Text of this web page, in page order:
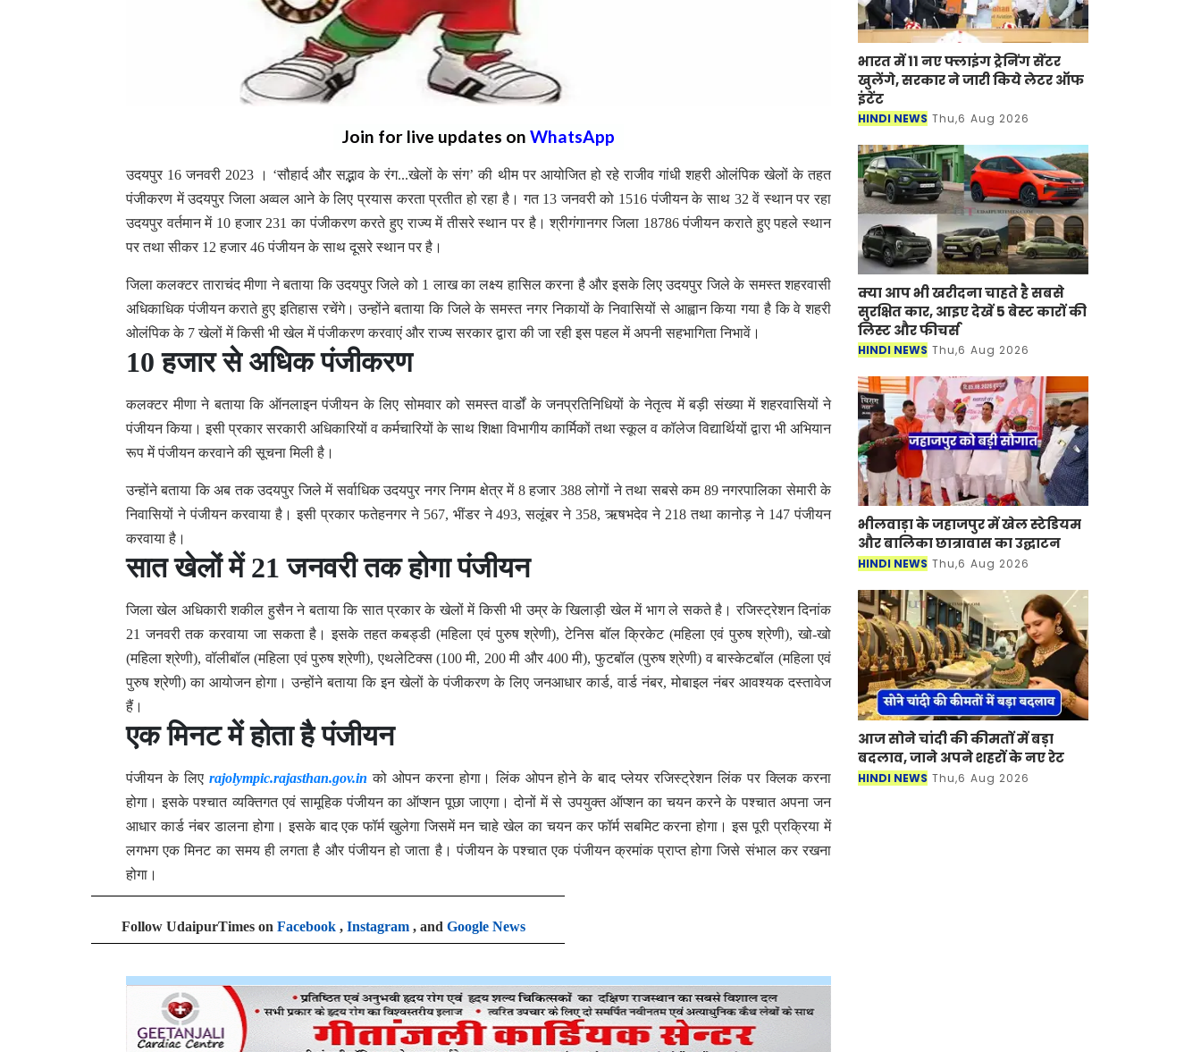
Join for live updates on WhatsApp
उदयपुर 16 जनवरी 2023 । ‘सौहार्द और सद्भाव के रंग...खेलों के संग’ की थीम पर आयोजित हो रहे राजीव गांधी शहरी ओलंपिक खेलों के तहत
पंजीकरण में उदयपुर जिला अव्वल आने के लिए प्रयास करता प्रतीत हो रहा है। गत 13 जनवरी को 1516 पंजीयन के साथ 32 वें स्थान पर रहा
उदयपुर वर्तमान में 10 हजार 231 का पंजीकरण करते हुए राज्य में तीसरे स्थान पर है। श्रीगंगानगर जिला 18786 पंजीयन कराते हुए पहले स्थान
पर तथा सीकर 12 हजार 46 पंजीयन के साथ दूसरे स्थान पर है।
जिला कलक्टर ताराचंद मीणा ने बताया कि उदयपुर जिले को 1 लाख का लक्ष्य हासिल करना है और इसके लिए उदयपुर जिले के समस्त शहरवासी
अधिकाधिक पंजीयन कराते हुए इतिहास रचेंगे। उन्होंने बताया कि जिले के समस्त नगर निकायों के निवासियों से आह्वान किया गया है कि वे शहरी
ओलंपिक के 7 खेलों में किसी भी खेल में पंजीकरण करवाएं और राज्य सरकार द्वारा की जा रही इस पहल में अपनी सहभागिता निभावें।
10 हजार से अधिक पंजीकरण
कलक्टर मीणा ने बताया कि ऑनलाइन पंजीयन के लिए सोमवार को समस्त वार्डों के जनप्रतिनिधियों के नेतृत्व में बड़ी संख्या में शहरवासियों ने
पंजीयन किया। इसी प्रकार सरकारी अधिकारियों व कर्मचारियों के साथ शिक्षा विभागीय कार्मिकों तथा स्कूल व कॉलेज विद्यार्थियों द्वारा भी अभियान
रूप में पंजीयन करवाने की सूचना मिली है।
उन्होंने बताया कि अब तक उदयपुर जिले में सर्वाधिक उदयपुर नगर निगम क्षेत्र में 8 हजार 388 लोगों ने तथा सबसे कम 89 नगरपालिका सेमारी के
निवासियों ने पंजीयन करवाया है। इसी प्रकार फतेहनगर ने 567, भींडर ने 493, सलूंबर ने 358, ऋषभदेव ने 218 तथा कानोड़ ने 147 पंजीयन
करवाया है।
सात खेलों में 21 जनवरी तक होगा पंजीयन
जिला खेल अधिकारी शकील हुसैन ने बताया कि सात प्रकार के खेलों में किसी भी उम्र के खिलाड़ी खेल में भाग ले सकते है। रजिस्ट्रेशन दिनांक
21 जनवरी तक करवाया जा सकता है। इसके तहत कबड्डी (महिला एवं पुरुष श्रेणी), टेनिस बॉल क्रिकेट (महिला एवं पुरुष श्रेणी), खो-खो
(महिला श्रेणी), वॉलीबॉल (महिला एवं पुरुष श्रेणी), एथलेटिक्स (100 मी, 200 मी और 400 मी), फुटबॉल (पुरुष श्रेणी) व बास्केटबॉल (महिला एवं
पुरुष श्रेणी) का आयोजन होगा। उन्होंने बताया कि इन खेलों के पंजीकरण के लिए जनआधार कार्ड, वार्ड नंबर, मोबाइल नंबर आवश्यक दस्तावेज
हैं।
एक मिनट में होता है पंजीयन
पंजीयन के लिए rajolympic.rajasthan.gov.in को ओपन करना होगा। लिंक ओपन होने के बाद प्लेयर रजिस्ट्रेशन लिंक पर क्लिक करना
होगा। इसके पश्चात व्यक्तिगत एवं सामूहिक पंजीयन का ऑप्शन पूछा जाएगा। दोनों में से उपयुक्त ऑप्शन का चयन करने के पश्चात अपना जन
आधार कार्ड नंबर डालना होगा। इसके बाद एक फॉर्म खुलेगा जिसमें मन चाहे खेल का चयन कर फॉर्म सबमिट करना होगा। इस पूरी प्रक्रिया में
लगभग एक मिनट का समय ही लगता है और पंजीयन हो जाता है। पंजीयन के पश्चात एक पंजीयन क्रमांक प्राप्त होगा जिसे संभाल कर रखना
होगा।
Follow UdaipurTimes on Facebook , Instagram , and Google News
भारत में 11 नए फ्लाइंग ट्रेनिंग सेंटर
खुलेंगे, सरकार ने जारी किये लेटर ऑफ
इंटेंट
HINDI NEWS Thu,6 Aug 2026
क्या आप भी खरीदना चाहते है सबसे
सुरक्षित कार, आइए देखें 5 बेस्ट कारों की
लिस्ट और फीचर्स
HINDI NEWS Thu,6 Aug 2026
भीलवाड़ा के जहाजपुर में खेल स्टेडियम
और बालिका छात्रावास का उद्घाटन
HINDI NEWS Thu,6 Aug 2026
आज सोने चांदी की कीमतों में बड़ा
बदलाव, जाने अपने शहरों के नए रेट
HINDI NEWS Thu,6 Aug 2026